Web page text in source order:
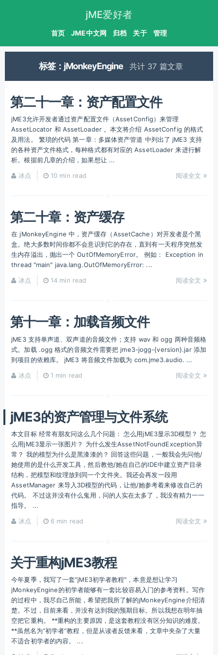
jME爱好者
首页 JME中文网 归档 关于 管理
标签：jMonkeyEngine 共计 37 篇文章
第二十一章：资产配置文件
jME3允许开发者通过资产配置文件（AssetConfig）来管理
AssetLocator 和 AssetLoader 。本文将介绍 AssetConfig 的格式
及用法。 繁琐的代码 第一章：多媒体资产管道 中列出了 jME3 支持
的各种资产文件格式，每种格式都有对应的 AssetLoader 来进行解
析。根据前几章的介绍，如果想让 ...
冰点
10 min read 阅读全文
第二十章：资产缓存
在 jMonkeyEngine 中，资产缓存（AssetCache）对开发者是个黑
盒。绝大多数时间你都不会意识到它的存在，直到有一天程序突然发
生内存溢出，抛出一个 OutOfMemoryError。 例如： Exception in
thread "main" java.lang.OutOfMemoryError: ...
冰点
14 min read 阅读全文
第十一章：加载音频文件
jME3 支持单声道、双声道的音频文件；支持 wav 和 ogg 两种音频格
式。加载 .ogg 格式的音频文件需要把 jme3-jogg-{version}.jar 添加
到项目的依赖库。 jME3 将音频文件加载为 com.jme3.audio. ...
冰点
1 min read 阅读全文
jME3的资产管理与文件系统
本文目标 经常有朋友问这么几个问题： 怎么用jME3显示3D模型？ 怎
么用jME3显示一张图片？ 为什么发生AssetNotFoundException异
常？ 我的模型为什么是黑漆漆的？ 回答这些问题，一般我会先问他/
她使用的是什么开发工具，然后教他/她在自己的IDE中建立资产目录
结构，把模型和纹理放到同一个文件夹。我还会再发一段用
AssetManager 来导入3D模型的代码，让他/她参考着来修改自己的
代码。 不过这并没有什么鬼用，问的人实在太多了，我没有精力一一
指导。 ...
冰点
6 min read 阅读全文
关于重构jME3教程
今年夏季，我写了一套"jME3初学者教程"，本意是想让学习
jMonkeyEngine的初学者能够有一套比较容易入门的参考资料。写作
的过程中，我尽自己所能，希望把我所了解的jMonkeyEngine介绍清
楚。不过，目前来看，并没有达到我的预期目标。所以我想在明年抽
空把它重构。 **重构的主要原因，是这套教程没有区分知识的难度。
**虽然名为“初学者”教程，但是从读者反馈来看，文章中夹杂了大量
不适合初学者的内容。 ...